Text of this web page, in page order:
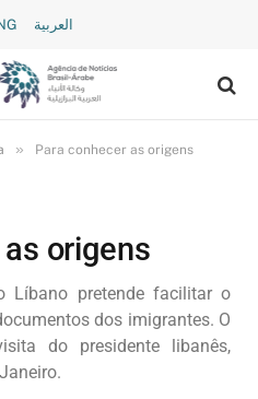
العربية
» Para conhecer as origens
origens
Líbano pretende facilitar o
dos imigrantes. O
do presidente libanês,